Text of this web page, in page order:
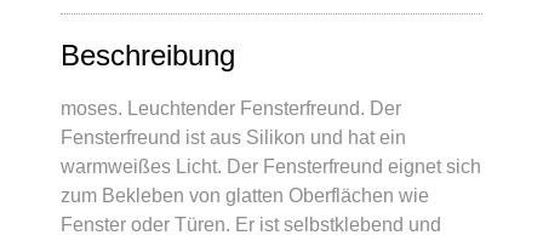
Beschreibung
moses. Leuchtender Fensterfreund. Der
Fensterfreund ist aus Silikon und hat ein
warmweißes Licht. Der Fensterfreund eignet sich
zum Bekleben von glatten Oberflächen wie
Fenster oder Türen. Er ist selbstklebend und